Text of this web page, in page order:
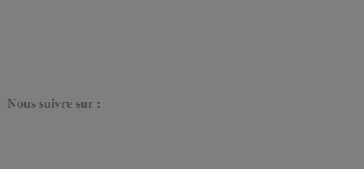
Nous suivre sur :